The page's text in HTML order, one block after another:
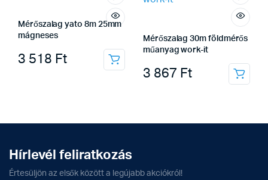
Mérőszalag yato 8m 25mm
mágneses
3 518 Ft
Mérőszalag 30m földmérős
műanyag work-it
3 867 Ft
Hírlevél feliratkozás
Értesüljön az elsők között a legújabb akciókról!